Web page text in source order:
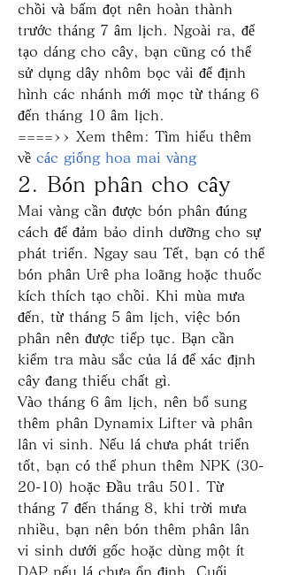
chồi và bấm đọt nên hoàn thành
trước tháng 7 âm lịch. Ngoài ra, để
tạo dáng cho cây, bạn cũng có thể
sử dụng dây nhôm bọc vải để định
hình các nhánh mới mọc từ tháng 6
đến tháng 10 âm lịch.
====>> Xem thêm: Tìm hiểu thêm
về các giống hoa mai vàng
2. Bón phân cho cây
Mai vàng cần được bón phân đúng
cách để đảm bảo dinh dưỡng cho sự
phát triển. Ngay sau Tết, bạn có thể
bón phân Urê pha loãng hoặc thuốc
kích thích tạo chồi. Khi mùa mưa
đến, từ tháng 5 âm lịch, việc bón
phân nên được tiếp tục. Bạn cần
kiểm tra màu sắc của lá để xác định
cây đang thiếu chất gì.
Vào tháng 6 âm lịch, nên bổ sung
thêm phân Dynamix Lifter và phân
lân vi sinh. Nếu lá chưa phát triển
tốt, bạn có thể phun thêm NPK (30-
20-10) hoặc Đầu trâu 501. Từ
tháng 7 đến tháng 8, khi trời mưa
nhiều, bạn nên bón thêm phân lân
vi sinh dưới gốc hoặc dùng một ít
DAP nếu lá chưa ổn định. Cuối